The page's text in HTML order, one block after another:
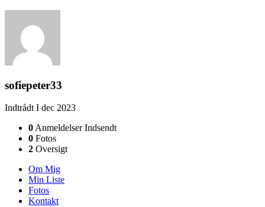
sofiepeter33
Indtrådt I dec 2023
0 Anmeldelser Indsendt
0 Fotos
2 Oversigt
Om Mig
Min Liste
Fotos
Kontakt